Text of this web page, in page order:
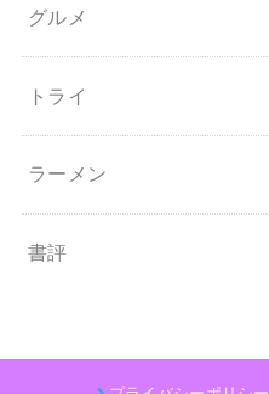
グルメ
トライ
ラーメン
書評